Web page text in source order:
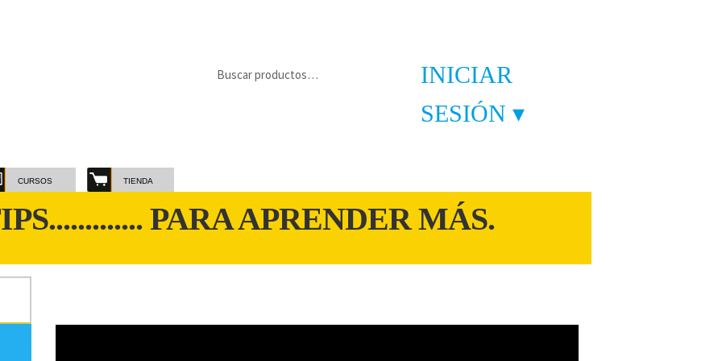
INICIAR
SESIÓN ▾
Buscar
CURSOS TIENDA
PARA APRENDER MÁS.